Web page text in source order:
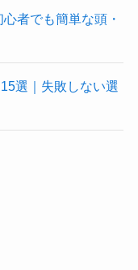
者でも簡単な頭・
選｜失敗しない選